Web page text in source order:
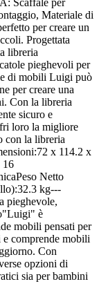
Materiale di
per creare un
Progettata
libreria
pieghevoli per
di mobili Luigi può
per creare una
Con la libreria
sicuro e
loro la migliore
con la libreria
x 114.2 x
16
Netto
kg---
pieghevole,
è
mobili pensati per
comprende mobili
Con
opzioni di
sia per bambini